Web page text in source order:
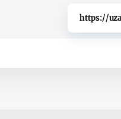
https://